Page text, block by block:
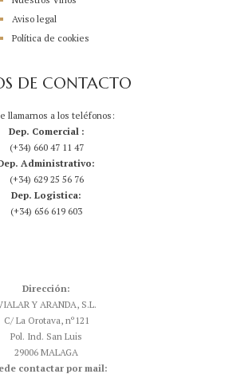
Aviso legal
Política de cookies
DE CONTACTO
llamarnos a los teléfonos:
Dep. Comercial :
(+34) 660 47 11 47
Administrativo:
(+34) 629 25 56 76
Dep. Logistica:
(+34) 656 619 603
Dirección:
Y ARANDA, S.L.
C/ La Orotava, nº121
Pol. Ind. San Luis
29006 MALAGA
contactar por mail: